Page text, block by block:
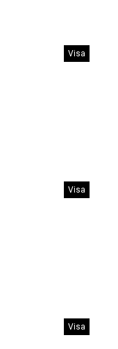
Visa
Visa
Visa